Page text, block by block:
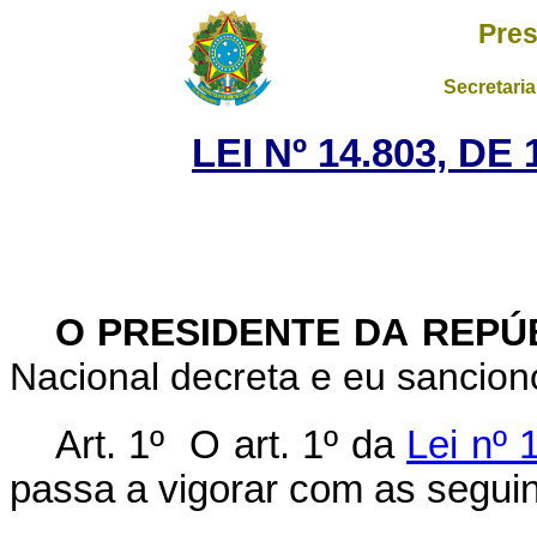
LEI Nº 14.803, DE
O PRESIDENTE DA
Nacional decreta e eu
Art. 1º O art. 1º da Lei nº
passa a vigorar com as